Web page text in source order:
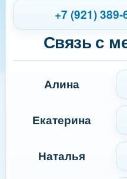
+7 (921)
Связь с
Алина
Екатерина
Наталья